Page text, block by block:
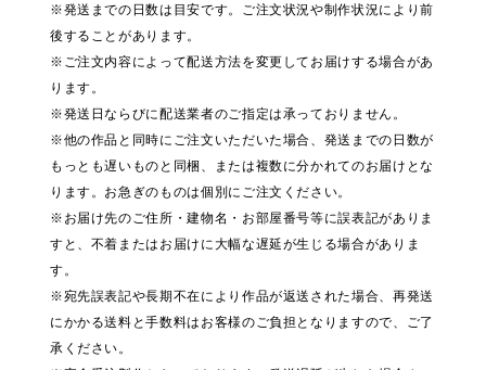
※発送までの日数は目安です。ご注文状況や制作状況により前
後することがあります。
※ご注文内容によって配送方法を変更してお届けする場合があ
ります。
※発送日ならびに配送業者のご指定は承っておりません。
※他の作品と同時にご注文いただいた場合、発送までの日数が
もっとも遅いものと同梱、または複数に分かれてのお届けとな
ります。お急ぎのものは個別にご注文ください。
※お届け先のご住所・建物名・お部屋番号等に誤表記がありま
すと、不着またはお届けに大幅な遅延が生じる場合がありま
す。
※宛先誤表記や長期不在により作品が返送された場合、再発送
にかかる送料と手数料はお客様のご負担となりますので、ご了
承ください。